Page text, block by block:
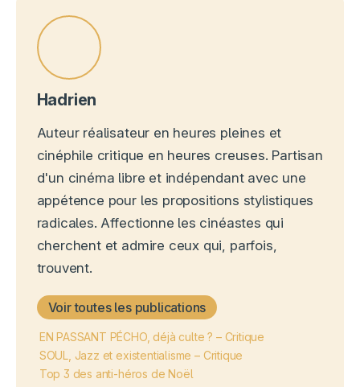
Hadrien
Auteur réalisateur en heures pleines et
cinéphile critique en heures creuses. Partisan
d'un cinéma libre et indépendant avec une
appétence pour les propositions stylistiques
radicales. Affectionne les cinéastes qui
cherchent et admire ceux qui, parfois,
trouvent.
Voir toutes les publications
EN PASSANT PÉCHO, déjà culte ? – Critique
SOUL, Jazz et existentialisme – Critique
Top 3 des anti-héros de Noël